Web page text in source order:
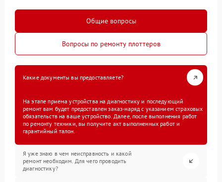
Общие вопросы
Вопросы по ремонту плоттеров
Какие документы вы предоставляете?
На этапе приема устройства на диагностику и последующий
ремонт вам будет предоставлен заказ-наряд с указанием страховых
обязательств на ваше устройство. Далее, после выполнения работ
по ремонту техники, вы получите акт выполненных работ и
гарантийный талон.
Я уже знаю в чем неисправность и какой
ремонт необходим. Для чего проводить
диагностику?